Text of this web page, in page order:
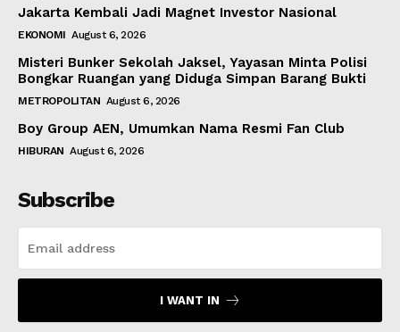
Jakarta Kembali Jadi Magnet Investor Nasional
EKONOMI August 6, 2026
Misteri Bunker Sekolah Jaksel, Yayasan Minta Polisi
Bongkar Ruangan yang Diduga Simpan Barang Bukti
METROPOLITAN August 6, 2026
Boy Group AEN, Umumkan Nama Resmi Fan Club
HIBURAN August 6, 2026
Subscribe
I WANT IN